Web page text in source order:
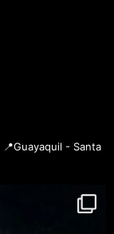
📍Guayaquil - Santa